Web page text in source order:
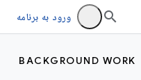
ورود به برنامه
BACKGROUND WORK